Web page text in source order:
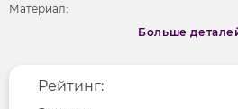
Материал:
Фактура материала
Больше
Меньше
Рейтинг: